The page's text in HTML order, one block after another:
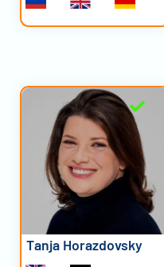
Tanja Horazdovsky